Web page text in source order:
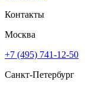
Контакты
Москва
+7 (495) 741-12-50
Санкт-Петербург